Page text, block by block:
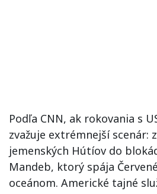
Podľa CNN, ak rokovania s
zvažuje extrémnejší scenár:
jemenských Hútíov do
Mandeb, ktorý spája
oceánom. Americké tajné